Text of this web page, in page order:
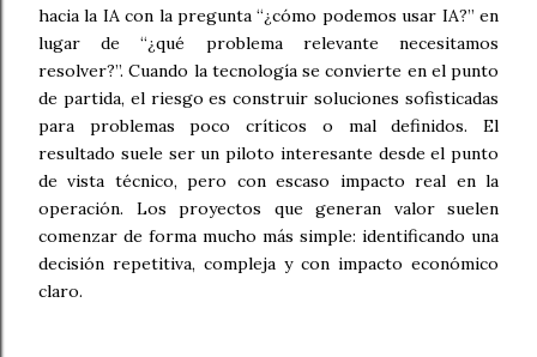
hacia la IA con la pregunta “¿cómo podemos usar IA?” en
lugar de “¿qué problema relevante necesitamos
resolver?”. Cuando la tecnología se convierte en el punto
de partida, el riesgo es construir soluciones sofisticadas
para problemas poco críticos o mal definidos. El
resultado suele ser un piloto interesante desde el punto
de vista técnico, pero con escaso impacto real en la
operación. Los proyectos que generan valor suelen
comenzar de forma mucho más simple: identificando una
decisión repetitiva, compleja y con impacto económico
claro.